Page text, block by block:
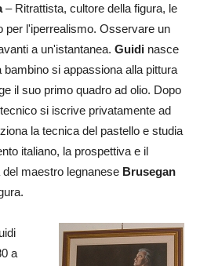
– Ritrattista, cultore della figura, le
per l'iperrealismo. Osservare un
a un'istantanea. Guidi nasce
bambino si appassiona alla pittura
il suo primo quadro ad olio. Dopo
si iscrive privatamente ad
la tecnica del pastello e studia
italiano, la prospettiva e il
maestro legnanese Brusegan
a